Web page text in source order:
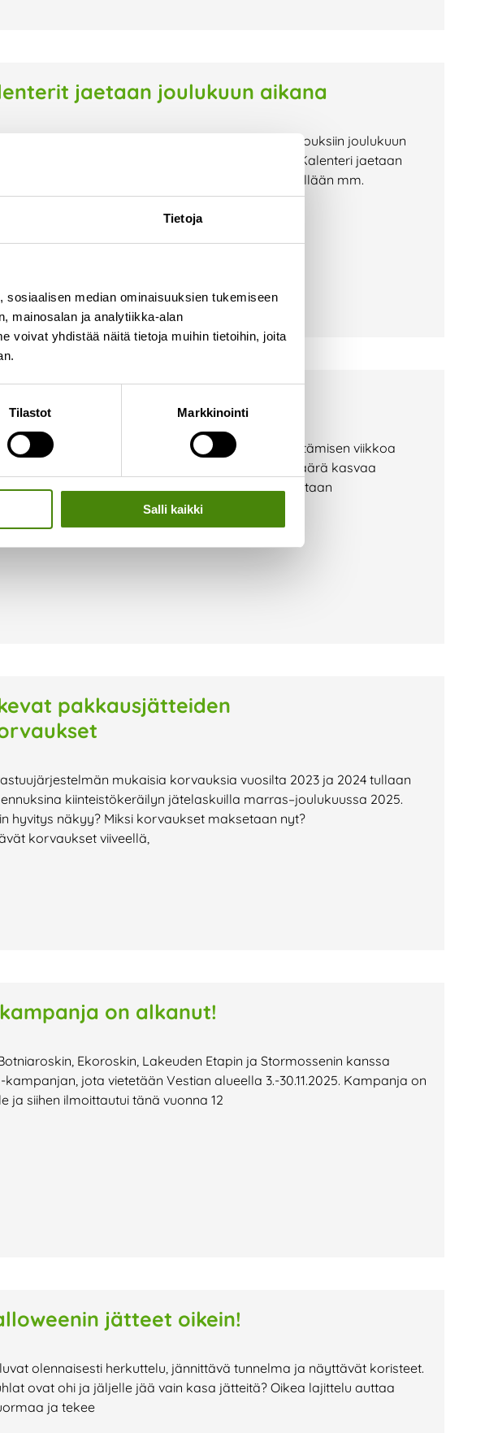
Tietoja
median ominaisuuksien tukemiseen
mainosalan ja analytiikka-alan
voivat yhdistää näitä tietoja muihin tietoihin, joita
Tilastot Markkinointi
Salli kaikki
jaetaan joulukuun aikana
jaetaan maksutta toimialueemme kotitalouksiin joulukuun
Kaikki kalenterit on jaettu jouluun mennessä. Kalenteri jaetaan
kieltäneet ilmaisjakelua. Kalenterimme pitää sisällään mm.
2025, vietetään jälleen Euroopan jätteen vähentämisen viikkoa
ovat sähkö- ja elektroniikkalaitteet, joiden määrä kasvaa
jätelajin Euroopassa. Viikon aikana kannustetaan
pakkausjätteiden
mukaisia korvauksia vuosilta 2023 ja 2024 tullaan
kiinteistökeräilyn jätelaskuilla marras–joulukuussa 2025.
hyvitys näkyy? Miksi korvaukset maksetaan nyt?
korvaukset viiveellä,
on alkanut!
Ekoroskin, Lakeuden Etapin ja Stormossenin kanssa
jota vietetään Vestian alueella 3.-30.11.2025. Kampanja on
ja siihen ilmoittautui tänä vuonna 12
jätteet oikein!
olennaisesti herkuttelu, jännittävä tunnelma ja näyttävät koristeet.
ovat ohi ja jäljelle jää vain kasa jätteitä? Oikea lajittelu auttaa
ja tekee